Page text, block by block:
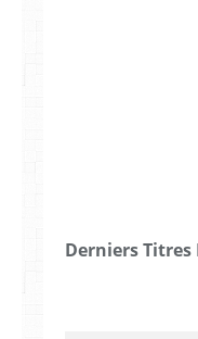
Derniers Titres